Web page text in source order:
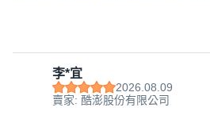
李*宜
2026.08.09
賣家: 酷澎股份有限公司